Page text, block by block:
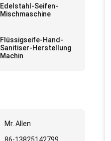
Edelstahl-Seifen-
Mischmaschine
Flüssigseife-Hand-
Sanitiser-Herstellung
Machin
Mr. Allen